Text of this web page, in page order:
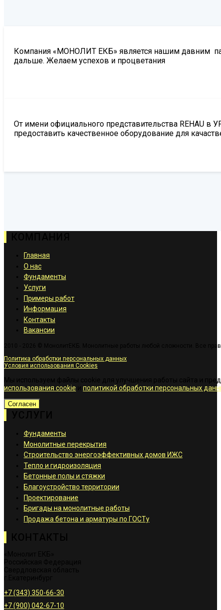
Компания «МОНОЛИТ ЕКБ» является нашим давним
дальше. Желаем успехов и процветания
От имени официального представительства REHAU
предоставить качественное оборудование для
Главная
О нас
Фундаменты
Услуги
Примеры работ
Информация
Контакты
Вакансии
2010 - 2026 © МонолитЕКБ. Монолитные работы любой сложности. Все
Политика обработки персональных данных
Условия использования Cookies
Мы используем файлы cookie для улучшения работы сайта и
использования cookie
политикой обработки персональных
Согласен
Фундаменты
Монолитные перекрытия
Строительство энергоэффективных домов ИЖС
Тепло и гидроизоляция
Бетонные полы и стяжки
Благоустройство территории
Проектирование
Бригады на монолитные работы
Продажа бетона и арматуры по ГОСТу
+7 (343) 350-66-30
+7 (900) 042-67-10